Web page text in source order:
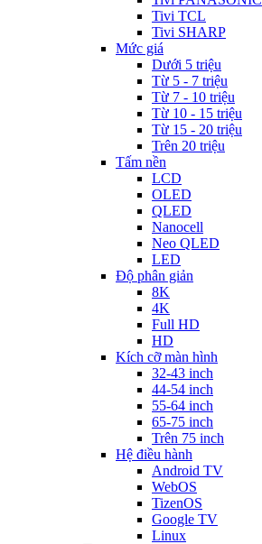
Tivi TCL
Tivi SHARP
Mức giá
Dưới 5 triệu
Từ 5 - 7 triệu
Từ 7 - 10 triệu
Từ 10 - 15 triệu
Từ 15 - 20 triệu
Trên 20 triệu
Tấm nền
LCD
OLED
QLED
Nanocell
Neo QLED
LED
Độ phân giản
8K
4K
Full HD
HD
Kích cỡ màn hình
32-43 inch
44-54 inch
55-64 inch
65-75 inch
Trên 75 inch
Hệ điều hành
Android TV
WebOS
TizenOS
Google TV
Linux